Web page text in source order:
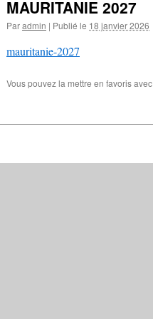
MAURITANIE 2027
Paradmin | Publié le 18 janvier 2026
mauritanie-2027
Vous pouvez la mettre en favoris avec